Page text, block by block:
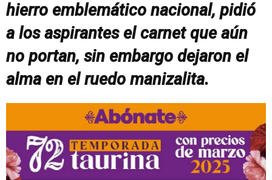
hierro emblemático nacional, pidió
a los aspirantes el carnet que aún
no portan, sin embargo dejaron el
alma en el ruedo manizalita.